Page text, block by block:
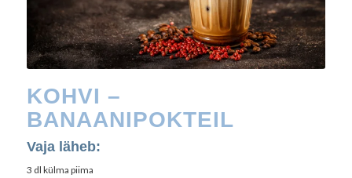
KOHVI –
BANAANIPOKTEIL
Vaja läheb:
3 dl külma piima